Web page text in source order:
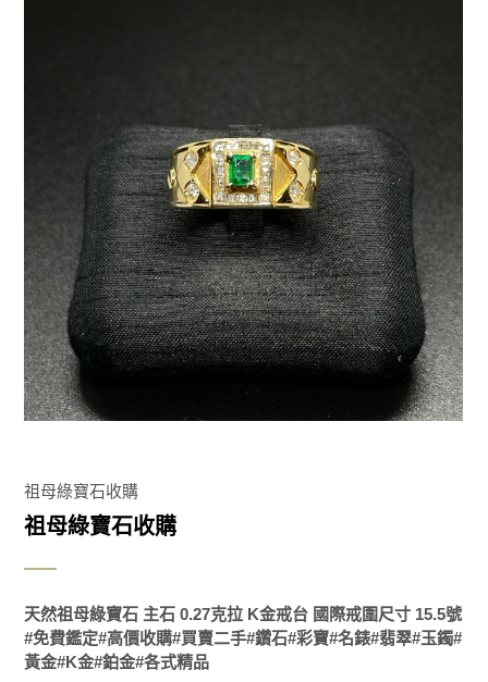
祖母綠寶石收購
祖母綠寶石收購
天然祖母綠寶石 主石 0.27克拉 K金戒台 國際戒圍尺寸 15.5號
#免費鑑定#高價收購#買賣二手#鑽石#彩寶#名錶#翡翠#玉鐲#
黃金#K金#鉑金#各式精品